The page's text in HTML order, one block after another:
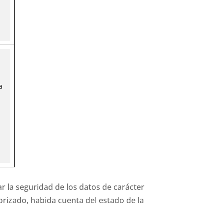
la seguridad de los datos de carácter
habida cuenta del estado de la